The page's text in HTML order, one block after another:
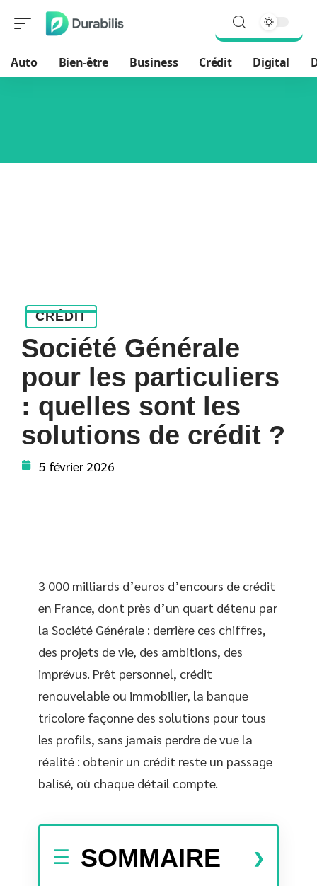
Auto Bien-être Business Crédit Digital
CRÉDIT
Société Générale
pour les particuliers
: quelles sont les
solutions de crédit ?
5 février 2026
3 000 milliards d’euros d’encours de crédit
en France, dont près d’un quart détenu par
la Société Générale : derrière ces chiffres,
des projets de vie, des ambitions, des
imprévus. Prêt personnel, crédit
renouvelable ou immobilier, la banque
tricolore façonne des solutions pour tous
les profils, sans jamais perdre de vue la
réalité : obtenir un crédit reste un passage
balisé, où chaque détail compte.
SOMMAIRE